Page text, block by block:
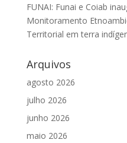
FUNAI: Funai e Coiab
Monitoramento
Territorial em terra
Arquivos
agosto 2026
julho 2026
junho 2026
maio 2026